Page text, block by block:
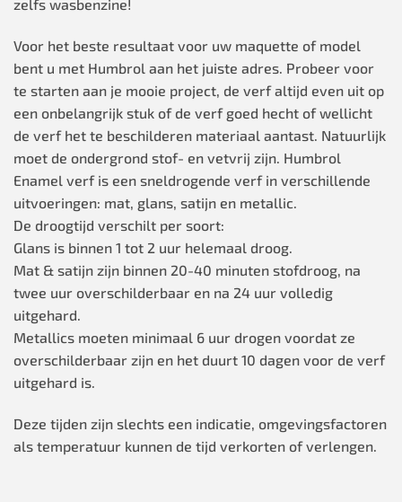
zelfs wasbenzine!
Voor het beste resultaat voor uw maquette of model
bent u met Humbrol aan het juiste adres. Probeer voor
te starten aan je mooie project, de verf altijd even uit op
een onbelangrijk stuk of de verf goed hecht of wellicht
de verf het te beschilderen materiaal aantast. Natuurlijk
moet de ondergrond stof- en vetvrij zijn. Humbrol
Enamel verf is een sneldrogende verf in verschillende
uitvoeringen: mat, glans, satijn en metallic.
De droogtijd verschilt per soort:
Glans is binnen 1 tot 2 uur helemaal droog.
Mat & satijn zijn binnen 20-40 minuten stofdroog, na
twee uur overschilderbaar en na 24 uur volledig
uitgehard.
Metallics moeten minimaal 6 uur drogen voordat ze
overschilderbaar zijn en het duurt 10 dagen voor de verf
uitgehard is.
Deze tijden zijn slechts een indicatie, omgevingsfactoren
als temperatuur kunnen de tijd verkorten of verlengen.